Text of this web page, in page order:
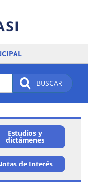
BUSCAR
Estudios y
dictámenes
de Interés